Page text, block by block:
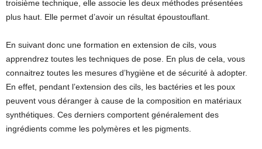
troisième technique, elle associe les deux méthodes présentées
plus haut. Elle permet d’avoir un résultat époustouflant.
En suivant donc une formation en extension de cils, vous
apprendrez toutes les techniques de pose. En plus de cela, vous
connaitrez toutes les mesures d’hygiène et de sécurité à adopter.
En effet, pendant l’extension des cils, les bactéries et les poux
peuvent vous déranger à cause de la composition en matériaux
synthétiques. Ces derniers comportent généralement des
ingrédients comme les polymères et les pigments.